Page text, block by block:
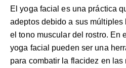
El yoga facial es una práctica
adeptos debido a sus
el tono muscular del rostro. En
yoga facial pueden ser una
para combatir la flacidez en